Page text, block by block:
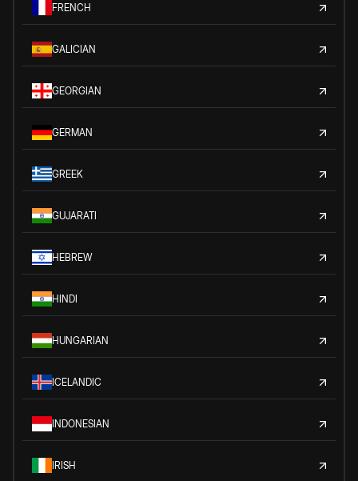
FRENCH
GALICIAN
GEORGIAN
GERMAN
GREEK
GUJARATI
HEBREW
HINDI
HUNGARIAN
ICELANDIC
INDONESIAN
IRISH